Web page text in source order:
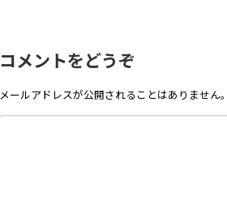
コメントをどうぞ
メールアドレスが公開されることはありません